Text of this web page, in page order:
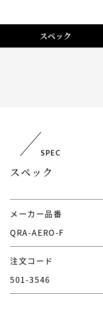
スペック
SPEC
スペック
メーカー品番
QRA-AERO-F
注文コード
501-3546